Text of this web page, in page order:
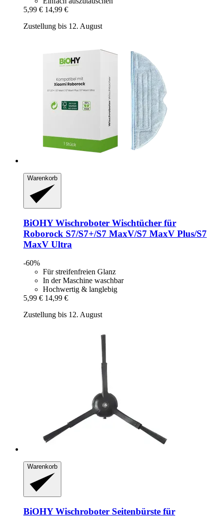
5,99 € 14,99 €
Zustellung bis 12. August
Warenkorb
BiOHYWischroboter Wischtücher für
Roborock S7/S7+/S7 MaxV/S7 MaxV Plus/S7
MaxV Ultra
-60%
Für streifenfreien Glanz
In der Maschine waschbar
Hochwertig & langlebig
5,99 € 14,99 €
Zustellung bis 12. August
Warenkorb
BiOHYWischroboter Seitenbürste für